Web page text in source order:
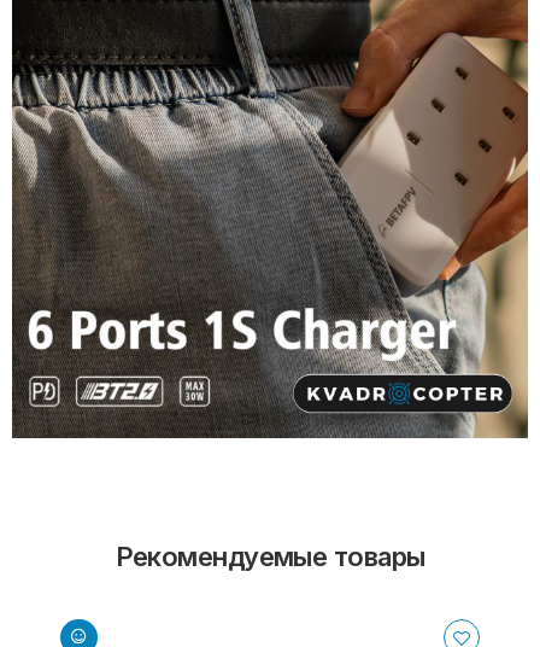
Рекомендуемые товары